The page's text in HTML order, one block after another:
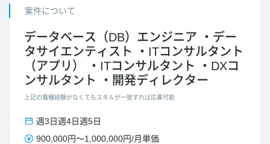
案件について
データベース（DB）エンジニア
デー
タサイエンティスト
ITコンサルタント
（アプリ）
ITコンサルタント
DXコ
ンサルタント
開発ディレクター
上記の職種経験がなくてもスキルが一致すれば応募可能
週3日週4日週5日
900,000円～1,000,000円/月単価